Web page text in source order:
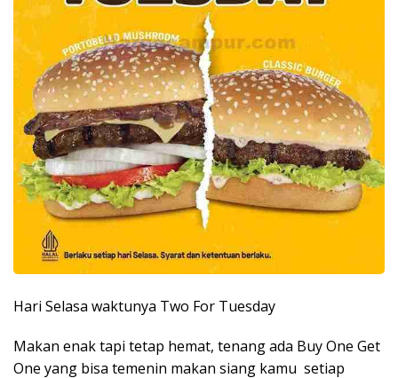
Hari Selasa waktunya Two For Tuesday
Makan enak tapi tetap hemat, tenang ada Buy One Get
One yang bisa temenin makan siang kamu setiap